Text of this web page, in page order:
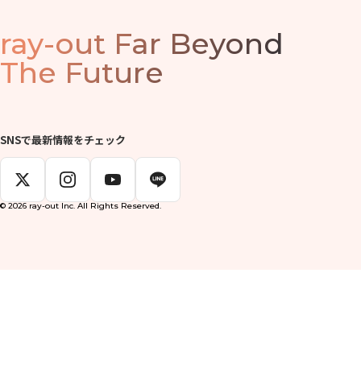
ray-out Far Beyond
The Future
SNSで最新情報をチェック
© 2026 ray-out Inc. All Rights Reserved.